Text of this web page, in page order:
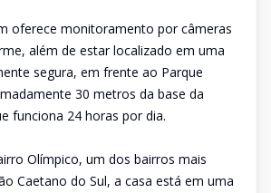
oferece monitoramento por câmeras
além de estar localizado em uma
segura, em frente ao Parque
30 metros da base da
funciona 24 horas por dia.
Olímpico, um dos bairros mais
Caetano do Sul, a casa está em uma